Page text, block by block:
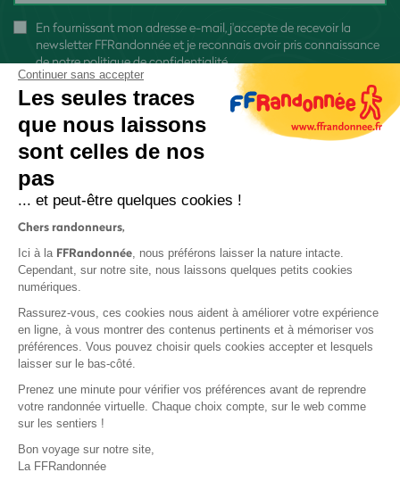
En fournissant mon adresse e-mail, j'accepte de recevoir la
newsletter FFRandonnée et je reconnais avoir pris connaissance
denotre politique de confidentialité
Protection des données
Politique de confidentialité
Continuer sans accepter
Les seules traces
que nous laissons
sont celles de nos
pas
... et peut-être quelques cookies !
Chers randonneurs,
Ici à la FFRandonnée, nous préférons laisser la nature intacte.
Cependant, sur notre site, nous laissons quelques petits cookies
numériques.
Rassurez-vous, ces cookies nous aident à améliorer votre expérience
en ligne, à vous montrer des contenus pertinents et à mémoriser vos
préférences. Vous pouvez choisir quels cookies accepter et lesquels
laisser sur le bas-côté.
Prenez une minute pour vérifier vos préférences avant de reprendre
votre randonnée virtuelle. Chaque choix compte, sur le web comme
sur les sentiers !
Bon voyage sur notre site,
La FFRandonnée